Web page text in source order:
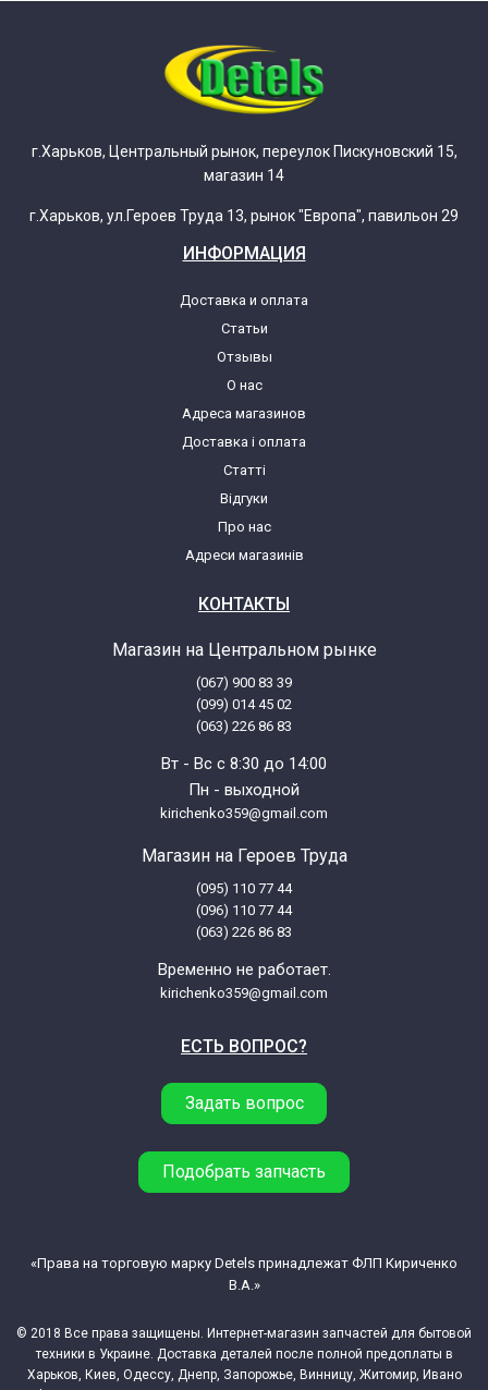
Indesit W106X.1DE (80280890030)
Indesit W106XDE
Indesit W106XDE (80248360000)
Indesit W108XIT (80234020100)
Indesit W108XIT (80234020101)
Indesit W108XSP (80234080130)
Indesit W123SUK (80234130100)
Indesit W123SUK (80234130101)
Indesit W123SUK (80234130130)
Indesit W123UK
Indesit W123UK (80233690100)
Indesit W123UK (80233690101)
Indesit W123XNL
Indesit W123XNL (80234160001)
Indesit W124XDE
г.Харьков, Центральный рынок, переулок Пискуновский 15,
магазин 14
г.Харьков, ул.Героев Труда 13, рынок "Европа", павильон 29
ИНФОРМАЦИЯ
Доставка и оплата
Статьи
Отзывы
О нас
Адреса магазинов
Доставка і оплата
Статті
Відгуки
Про нас
Адреси магазинів
КОНТАКТЫ
Магазин на Центральном рынке
(067) 900 83 39
(099) 014 45 02
(063) 226 86 83
Вт - Вс с 8:30 до 14:00
Пн - выходной
kirichenko359@gmail.com
Магазин на Героев Труда
(095) 110 77 44
(096) 110 77 44
(063) 226 86 83
Временно не работает.
kirichenko359@gmail.com
ЕСТЬ ВОПРОС?
Задать вопрос
Подобрать запчасть
© 2018 Все права защищены. Интернет-магазин запчастей для бытовой
техники в Украине. Доставка деталей после полной предоплаты в
Харьков, Киев, Одессу, Днепр, Запорожье, Винницу, Житомир, Ивано
«Права на торговую марку Detels принадлежат ФЛП Кириченко
В.А.»